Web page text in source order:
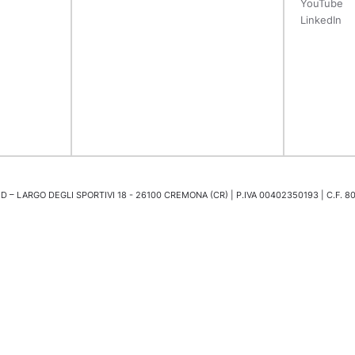
YouTube
LinkedIn
– LARGO DEGLI SPORTIVI 18 - 26100 CREMONA (CR) | P.IVA 00402350193 |